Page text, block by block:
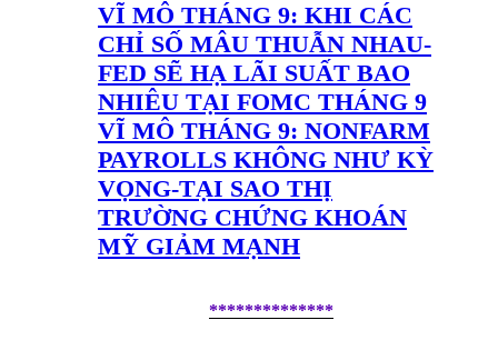
VĨ MÔ THÁNG 9: KHI CÁC
CHỈ SỐ MÂU THUẪN NHAU-
FED SẼ HẠ LÃI SUẤT BAO
NHIÊU TẠI FOMC THÁNG 9
VĨ MÔ THÁNG 9: NONFARM
PAYROLLS KHÔNG NHƯ KỲ
VỌNG-TẠI SAO THỊ
TRƯỜNG CHỨNG KHOÁN
MỸ GIẢM MẠNH
**************